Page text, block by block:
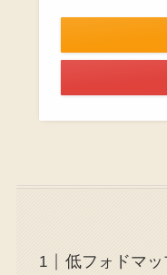
低フォドマ